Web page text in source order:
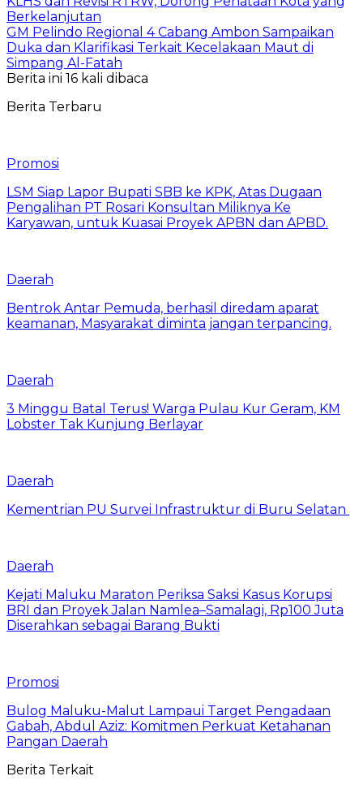
Berkelanjutan
GM Pelindo Regional 4 Cabang Ambon Sampaikan
Duka dan Klarifikasi Terkait Kecelakaan Maut di
Simpang Al-Fatah
Berita ini 16 kali dibaca
Berita Terbaru
Promosi
LSM Siap Lapor Bupati SBB ke KPK, Atas Dugaan
Pengalihan PT Rosari Konsultan Miliknya Ke
Karyawan, untuk Kuasai Proyek APBN dan APBD.
Daerah
Bentrok Antar Pemuda, berhasil diredam aparat
keamanan, Masyarakat diminta jangan terpancing.
Daerah
3 Minggu Batal Terus! Warga Pulau Kur Geram, KM
Lobster Tak Kunjung Berlayar
Daerah
Kementrian PU Survei Infrastruktur di Buru Selatan
Daerah
Kejati Maluku Maraton Periksa Saksi Kasus Korupsi
BRI dan Proyek Jalan Namlea–Samalagi, Rp100 Juta
Diserahkan sebagai Barang Bukti
Promosi
Bulog Maluku-Malut Lampaui Target Pengadaan
Gabah, Abdul Aziz: Komitmen Perkuat Ketahanan
Pangan Daerah
Berita Terkait